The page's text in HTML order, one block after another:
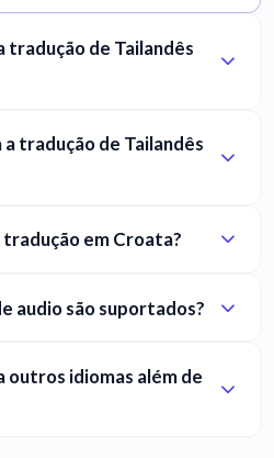
tradução de Tailandês
tradução de Tailandês
em Croata?
audio são suportados?
outros idiomas além de